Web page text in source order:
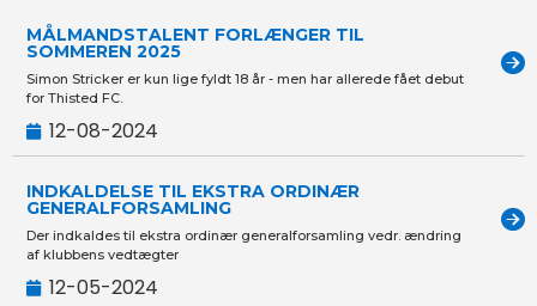
MÅLMANDSTALENT FORLÆNGER TIL
SOMMEREN 2025
Simon Stricker er kun lige fyldt 18 år - men har allerede fået debut
for Thisted FC.
12-08-2024
INDKALDELSE TIL EKSTRA ORDINÆR
GENERALFORSAMLING
Der indkaldes til ekstra ordinær generalforsamling vedr. ændring
af klubbens vedtægter
12-05-2024